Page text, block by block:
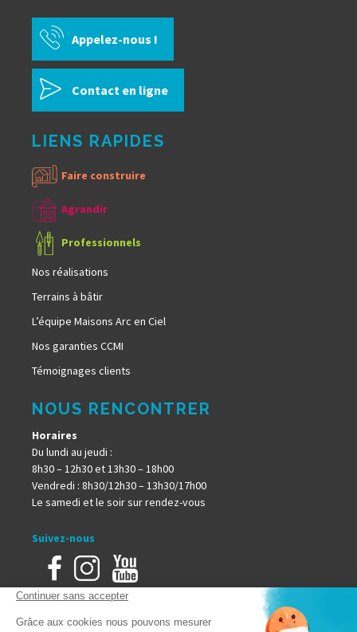
Appelez-nous !
Contact en ligne
LIENS RAPIDES
Faire construire
Agrandir
Professionnels
Nos réalisations
Terrains à bâtir
L’équipe Maisons Arc en Ciel
Nos garanties CCMI
Témoignages clients
NOUS RENCONTRER
Horaires
Du lundi au jeudi :
8h30 – 12h30 et 13h30 – 18h00
Vendredi : 8h30/12h30 – 13h30/17h00
Le samedi et le soir sur rendez-vous
Suivez-nous